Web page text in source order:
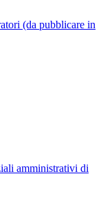
(da pubblicare in
amministrativi di